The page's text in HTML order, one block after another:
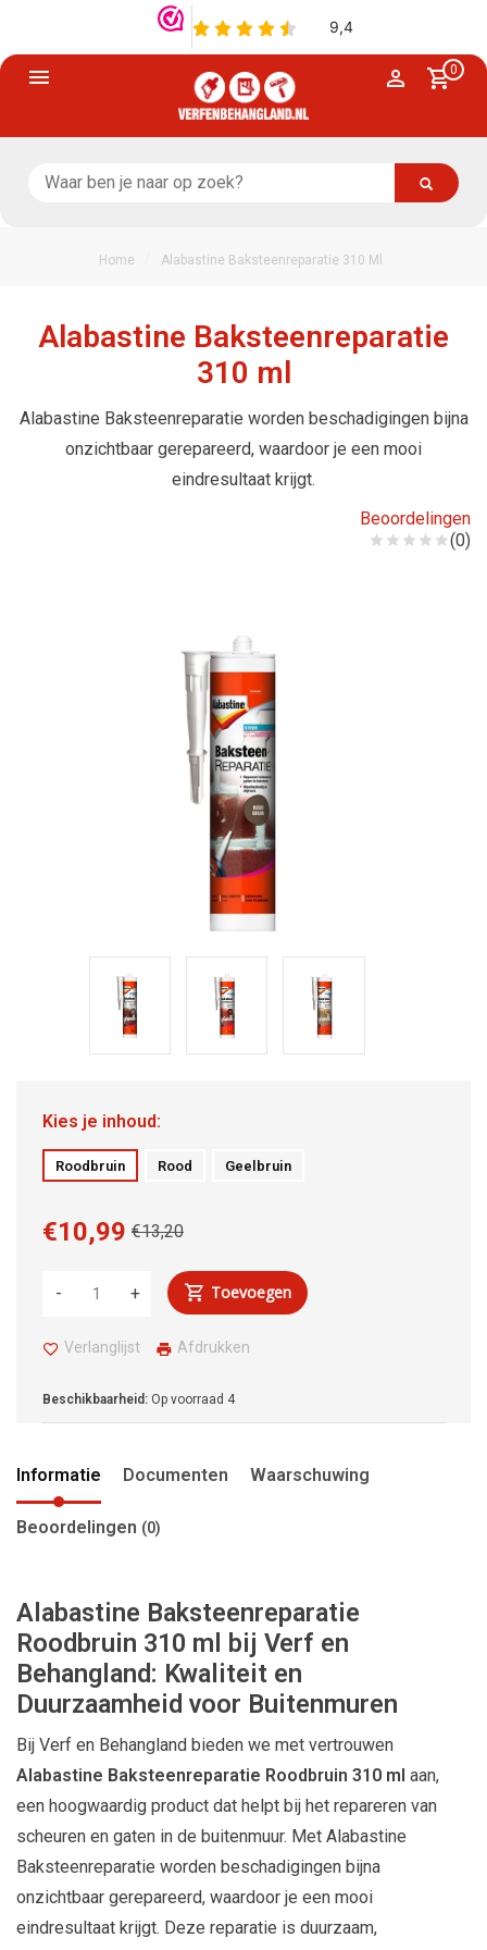
0
Home Alabastine Baksteenreparatie 310 Ml
Alabastine Baksteenreparatie
310 ml
Alabastine Baksteenreparatie worden beschadigingen bijna
onzichtbaar gerepareerd, waardoor je een mooi
eindresultaat krijgt.
Beoordelingen
(0)
Kies je inhoud:
Roodbruin Rood Geelbruin
€13,20
€10,99
+
- Toevoegen
Verlanglijst Afdrukken
Beschikbaarheid: Op voorraad 4
Informatie Documenten Waarschuwing
Beoordelingen (0)
Alabastine Baksteenreparatie
Roodbruin 310 ml bij Verf en
Behangland: Kwaliteit en
Duurzaamheid voor Buitenmuren
Bij Verf en Behangland bieden we met vertrouwen
Alabastine Baksteenreparatie Roodbruin 310 ml aan,
een hoogwaardig product dat helpt bij het repareren van
scheuren en gaten in de buitenmuur. Met Alabastine
Baksteenreparatie worden beschadigingen bijna
onzichtbaar gerepareerd, waardoor je een mooi
eindresultaat krijgt. Deze reparatie is duurzaam,